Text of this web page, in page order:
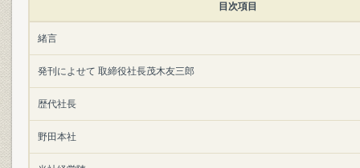
目次項目
緒言
発刊によせて 取締役社長茂木友三郎
歴代社長
野田本社